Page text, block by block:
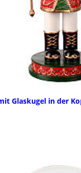
Glaskugel in der